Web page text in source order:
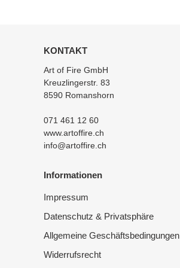
KONTAKT
Art of Fire GmbH
Kreuzlingerstr. 83
8590 Romanshorn
071 461 12 60
www.artoffire.ch
info@artoffire.ch
Informationen
Impressum
Datenschutz & Privatsphäre
Allgemeine Geschäftsbedingungen
Widerrufsrecht